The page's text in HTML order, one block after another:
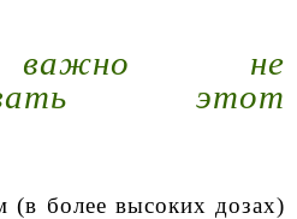
не
этот
(в более высоких дозах)